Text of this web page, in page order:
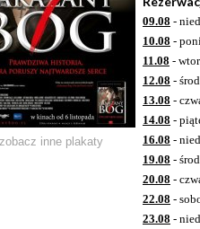
inne plakaty
09.08 -
10.08 -
11.08 -
12.08 -
13.08 -
14.08 -
16.08 -
19.08 -
20.08 -
22.08 -
23.08 -